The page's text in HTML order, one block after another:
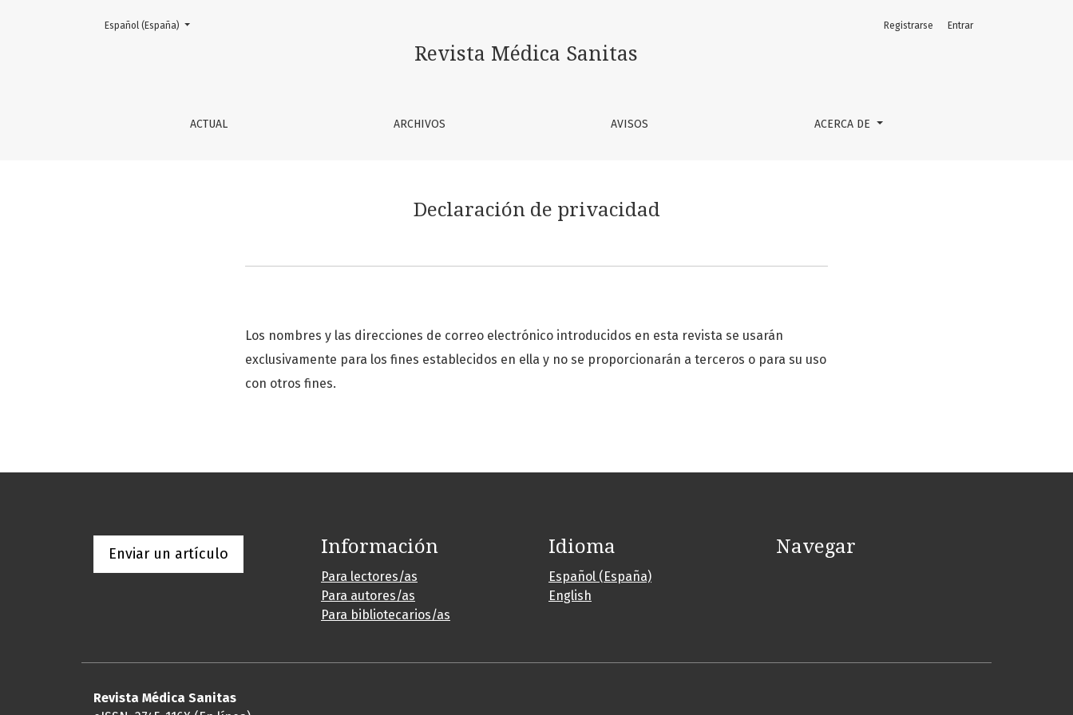
Declaración de privacidad
Revista Médica Sanitas
ACTUAL ARCHIVOS AVISOS ACERCA DE
Registrarse Entrar
Cambiar el idioma. El actual es:
Español (España)
Declaración de privacidad
Los nombres y las direcciones de correo electrónico introducidos en esta revista se usarán
exclusivamente para los fines establecidos en ella y no se proporcionarán a terceros o para su uso
con otros fines.
Enviar un artículo Información
Para lectores/as
Para autores/as
Para bibliotecarios/as
Idioma
Español (España)
English
Navegar
Revista Médica Sanitas